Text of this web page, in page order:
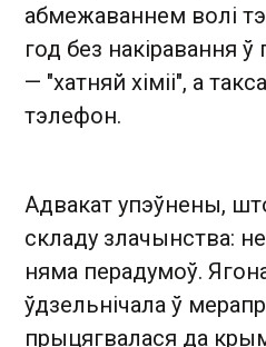
абмежаваннем волі
год без накіравання
— "хатняй хіміі", а
тэлефон.
Адвакат упэўнены,
складу злачынства:
няма перадумоў.
ўдзельнічала ў
прыцягвалася да